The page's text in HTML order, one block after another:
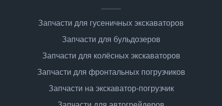
Запчасти для гусеничных экскаваторов
Запчасти для бульдозеров
Запчасти для колёсных экскаваторов
Запчасти для фронтальных погрузчиков
Запчасти на экскаватор-погрузчик